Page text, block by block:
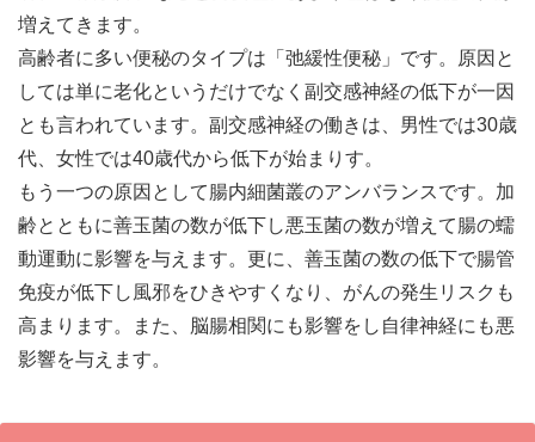
増えてきます。
高齢者に多い便秘のタイプは「弛緩性便秘」です。原因と
しては単に老化というだけでなく副交感神経の低下が一因
とも言われています。副交感神経の働きは、男性では30歳
代、女性では40歳代から低下が始まりす。
もう一つの原因として腸内細菌叢のアンバランスです。加
齢とともに善玉菌の数が低下し悪玉菌の数が増えて腸の蠕
動運動に影響を与えます。更に、善玉菌の数の低下で腸管
免疫が低下し風邪をひきやすくなり、がんの発生リスクも
高まります。また、脳腸相関にも影響をし自律神経にも悪
影響を与えます。